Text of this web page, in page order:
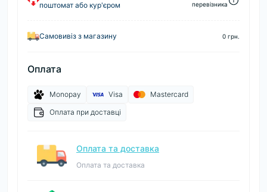
поштомат або кур'єром
перевізника
Самовивіз з магазину 0 грн.
Оплата
Monopay Visa
Mastercard
Оплата при доставці
Оплата та доставка
Оплата та доставка